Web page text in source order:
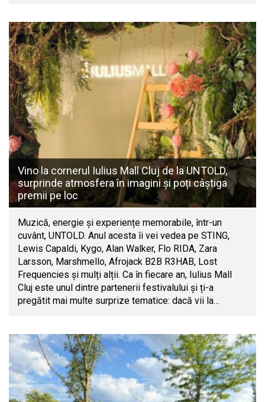
Vino la cornerul Iulius Mall Cluj de la UNTOLD,
surprinde atmosfera în imagini și poți câștiga
premii pe loc
Muzică, energie și experiențe memorabile, într-un
cuvânt, UNTOLD. Anul acesta îi vei vedea pe STING,
Lewis Capaldi, Kygo, Alan Walker, Flo RIDA, Zara
Larsson, Marshmello, Afrojack B2B R3HAB, Lost
Frequencies și mulți alții. Ca în fiecare an, Iulius Mall
Cluj este unul dintre partenerii festivalului și ți-a
pregătit mai multe surprize tematice: dacă vii la…